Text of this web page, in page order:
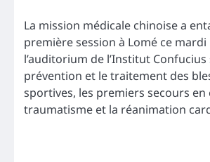
La mission médicale chinoise a
première session à Lomé ce mardi
l’auditorium de l’Institut Confucius
prévention et le traitement des
sportives, les premiers secours en
traumatisme et la réanimation